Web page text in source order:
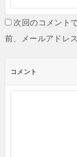
次回のコメント
前、メールアドレ
コメント